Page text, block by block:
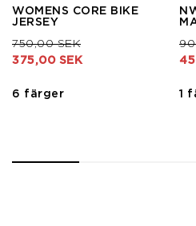
WOMENS CORE BIKE
JERSEY
Pris nedsatt från
750,00 SEKtill
375,00 SEK
6 färger 1